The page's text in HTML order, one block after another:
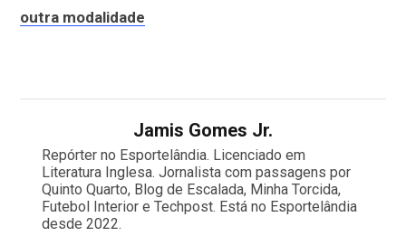
outra modalidade
Jamis Gomes Jr.
Repórter no Esportelândia. Licenciado em
Literatura Inglesa. Jornalista com passagens por
Quinto Quarto, Blog de Escalada, Minha Torcida,
Futebol Interior e Techpost. Está no Esportelândia
desde 2022.